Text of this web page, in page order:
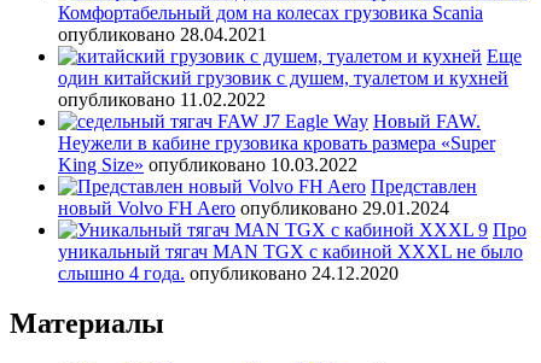
Комфортабельный дом на колесах грузовика Scania
опубликовано 28.04.2021
Еще
один китайский грузовик с душем, туалетом и кухней
опубликовано 11.02.2022
Новый FAW.
Неужели в кабине грузовика кровать размера «Super
King Size» опубликовано 10.03.2022
Представлен
новый Volvo FH Aero опубликовано 29.01.2024
Про
уникальный тягач MAN TGX с кабиной XXXL не было
слышно 4 года. опубликовано 24.12.2020
Материалы